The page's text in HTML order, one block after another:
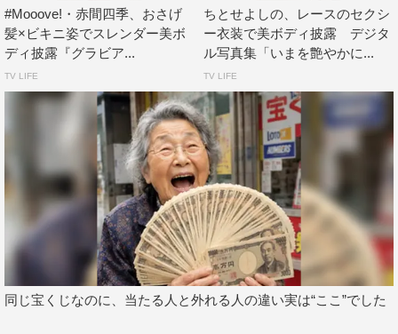
#Mooove!・赤間四季、おさげ
髪×ビキニ姿でスレンダー美ボ
ディ披露『グラビア...
TV LIFE
ちとせよしの、レースのセクシ
ー衣装で美ボディ披露 デジタ
ル写真集「いまを艶やかに...
TV LIFE
同じ宝くじなのに、当たる人と外れる人の違い実は“ここ”でした